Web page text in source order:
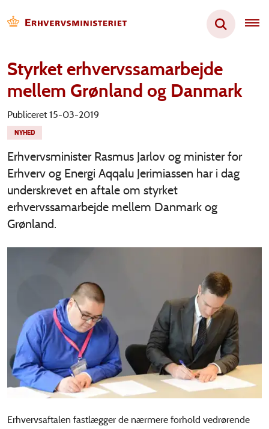
Styrket erhvervssamarbejde
mellem Grønland og Danmark
Publiceret 15-03-2019
NYHED
Erhvervsminister Rasmus Jarlov og minister for
Erhverv og Energi Aqqalu Jerimiassen har i dag
underskrevet en aftale om styrket
erhvervssamarbejde mellem Danmark og
Grønland.
Erhvervsaftalen fastlægger de nærmere forhold vedrørende